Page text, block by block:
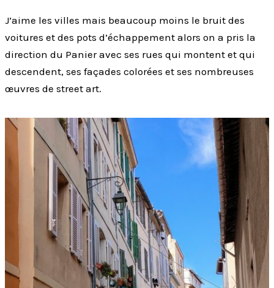
J’aime les villes mais beaucoup moins le bruit des
voitures et des pots d’échappement alors on a pris la
direction du Panier avec ses rues qui montent et qui
descendent, ses façades colorées et ses nombreuses
œuvres de street art.